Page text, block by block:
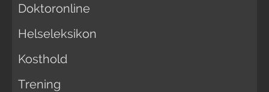
Doktoronline
Helseleksikon
Kosthold
Trening